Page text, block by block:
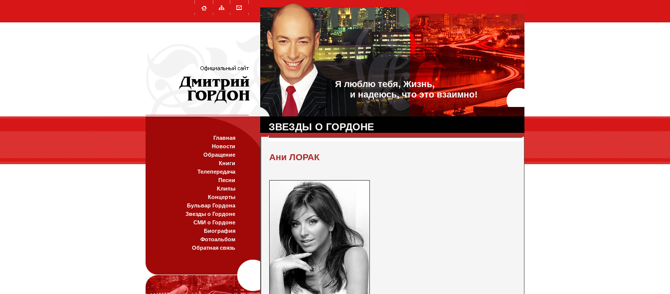
Я люблю тебя, Жизнь,
и надеюсь, что это взаимно!
Главная
Новости
Обращение
Книги
Телепередача
Песни
Клипы
Концерты
Бульвар Гордона
Звезды о Гордоне
СМИ о Гордоне
Биография
Фотоальбом
Обратная связь
ЗВЕЗДЫ О ГОРДОНЕ
Ани ЛОРАК